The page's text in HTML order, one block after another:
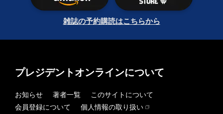
雑誌の予約購読はこちらから
プレジデントオンラインについて
お知らせ 著者一覧
このサイトについて
会員登録について
個人情報の取り扱い